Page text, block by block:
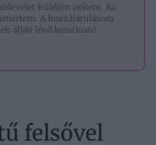
küldjön nekem. Az
A hozzájárulásom
alján lévő leiratkozó
felsővel